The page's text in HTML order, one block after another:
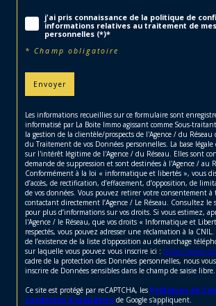
j'ai pris connaissance de la politique de
informations relatives au traitement de
personnelles (*)*
* Champ obligatoire
Envoyer
Les informations recueillies sur ce formulaire sont
informatisé par La Boite Immo agissant comme Sous-
la gestion de la clientèle/prospects de l'Agence / du Réseau
du Traitement de vos Données personnelles. La base
sur l'intérêt légitime de l'Agence / du Réseau. Elles sont
demande de suppression et sont destinées à l'Agence / au
Conformément à la loi « informatique et libertés », vous
d’accès, de rectification, d’effacement, d’opposition, de
de vos données. Vous pouvez retirer votre consentement
contactant directement l’Agence / Le Réseau. Consultez le
pour plus d’informations sur vos droits. Si vous estimez,
l'Agence / le Réseau, que vos droits « Informatique et
respectés, vous pouvez adresser une réclamation à la
de l’existence de la liste d'opposition au démarchage
sur laquelle vous pouvez vous inscrire ici : https://
cadre de la protection des Données personnelles, nous
inscrire de Données sensibles dans le champ de saisie libre.
Ce site est protégé par reCAPTCHA, les Politiques de
Conditions d'utilisation de Google s'appliquent.